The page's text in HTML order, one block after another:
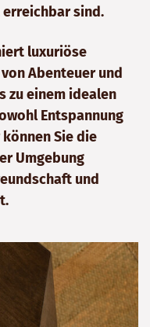
sind.
luxuriöse
Abenteuer und
zu einem idealen
Entspannung
Sie die
Umgebung
und